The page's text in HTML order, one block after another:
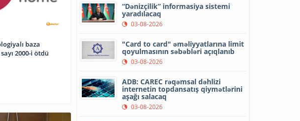
baza
2000-i ötdü
“Dənizçilik” informasiya sistemi
yaradılacaq
03-08-2026
"Card to card" əməliyyatlarına limit
qoyulmasının səbəbləri açıqlanıb
03-08-2026
ADB: CAREC rəqəmsal dəhlizi
internetin topdansatış qiymətlərini
aşağı salacaq
03-08-2026